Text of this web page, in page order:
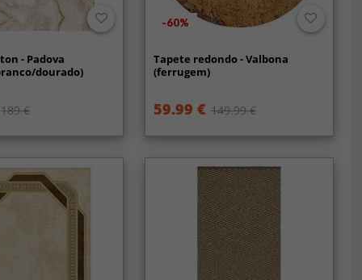
- Padova
dourado)
189 €
-60%
Tapete redondo - Valbona
(ferrugem)
59.99 € 149.99 €